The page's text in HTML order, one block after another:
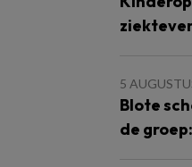
5
Blote
de